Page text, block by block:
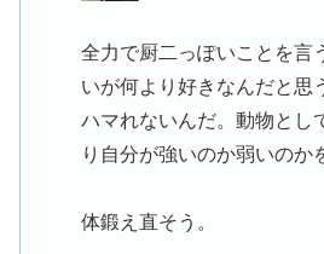
全力で厨二っぽいことを言
いが何より好きなんだと思
ハマれないんだ。動物とし
り自分が強いのか弱いのか
体鍛え直そう。